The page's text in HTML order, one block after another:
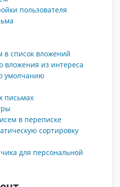
пользователя
в список вложений
вложения из интереса
умолчанию
письмах
в переписке
сортировку
для персональной